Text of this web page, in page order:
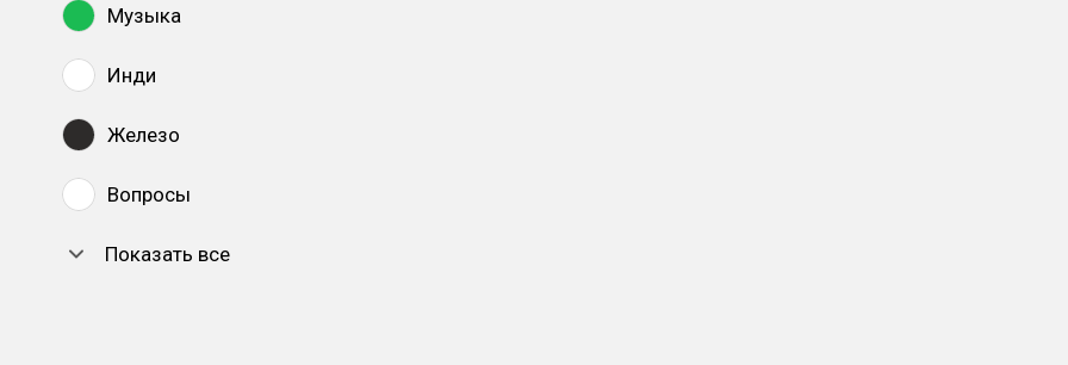
Музыка
Инди
Железо
Вопросы
Показать все